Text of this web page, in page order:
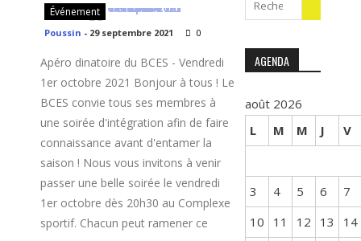
Événement
Poussin - 29 septembre 2021 0
Apéro dinatoire du BCES - Vendredi
1er octobre 2021 Bonjour à tous ! Le
BCES convie tous ses membres à
une soirée d'intégration afin de faire
connaissance avant d'entamer la
saison ! Nous vous invitons à venir
passer une belle soirée le vendredi
1er octobre dès 20h30 au Complexe
sportif. Chacun peut ramener ce
for:
AGENDA
août 2026
L
M M J V
3 4 5 6
7
10
11 12 13
14